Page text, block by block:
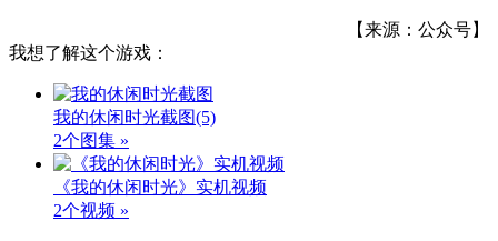
【来源：公众号】
我想了解这个游戏：
我的休闲时光截图(5)
2个图集 »
《我的休闲时光》实机视频
2个视频 »